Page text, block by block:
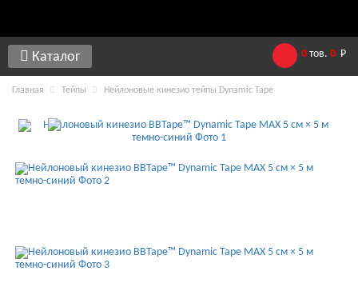
Каталог 0 тов. 0 Р
Главная Тейпы Нейлоновые кинезио тейпы Dynamic Tape